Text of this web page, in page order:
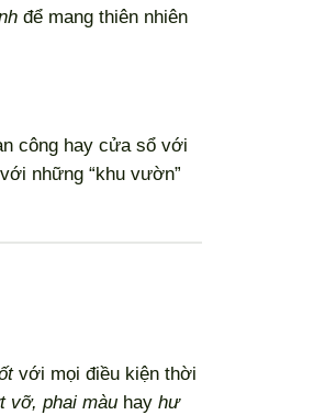
để mang thiên nhiên
công hay cửa sổ với
những “khu vườn”
với mọi điều kiện thời
vỡ, phai màu hay hư